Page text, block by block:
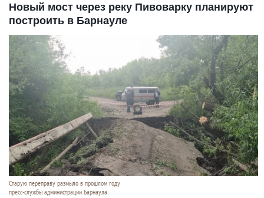
Новый мост через реку Пивоварку планируют
построить в Барнауле
Старую переправу размыло в прошлом году
пресс-службы администрации Барнаула